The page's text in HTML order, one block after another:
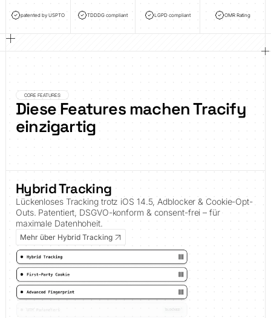
patented by USPTO TDDDG compliant LGPD compliant OMR Rating
CORE FEATURES
Diese Features machen Tracify
einzigartig
Hybrid Tracking
Lückenloses Tracking trotz iOS 14.5, Adblocker & Cookie-Opt-
Outs. Patentiert, DSGVO-konform & consent-frei – für
maximale Datenhoheit.
Mehr über Hybrid Tracking